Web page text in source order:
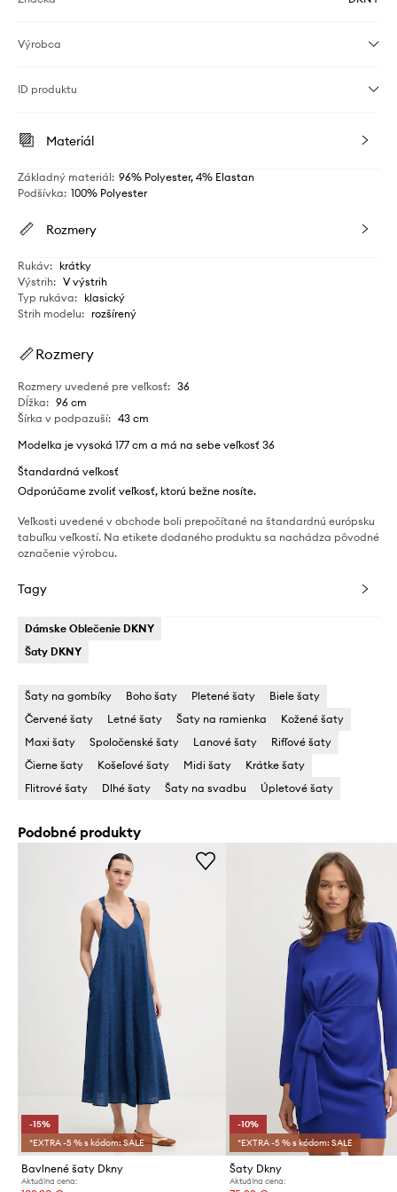
Výrobca
ID produktu
Materiál
Základný materiál: 96% Polyester, 4% Elastan
Podšívka: 100% Polyester
Rozmery
Rukáv: krátky
Výstrih: V výstrih
Typ rukáva: klasický
Strih modelu: rozšírený
Rozmery
Rozmery uvedené pre veľkosť: 36
Dĺžka: 96 cm
Šírka v podpazuší: 43 cm
Modelka je vysoká 177 cm a má na sebe veľkosť 36
Štandardná veľkosť
Odporúčame zvoliť veľkosť, ktorú bežne nosíte.
Veľkosti uvedené v obchode boli prepočítané na štandardnú európsku
tabuľku veľkostí. Na etikete dodaného produktu sa nachádza pôvodné
označenie výrobcu.
Tagy
Dámske Oblečenie DKNY
Šaty DKNY
Šaty na gombíky Boho šaty Pletené šaty
Biele šaty
Červené šaty
Letné šaty Šaty na ramienka
Kožené šaty
Maxi šaty
Spoločenské šaty Lanové šaty
Rifľové šaty
Čierne šaty
Košeľové šaty Midi šaty
Krátke šaty
Flitrové šaty
Dlhé šaty Šaty na svadbu Úpletové šaty
Podobné produkty
-15%
*EXTRA -5 % s kódom: SALE
Bavlnené šaty Dkny
Aktuálna cena:
-10%
*EXTRA -5 % s kódom: SALE
Šaty Dkny
Aktuálna cena: